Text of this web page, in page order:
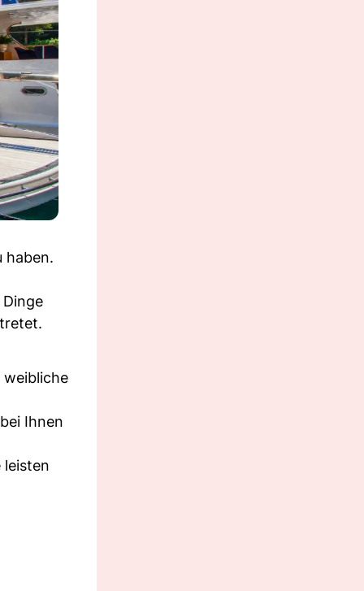
haben.
weibliche
Ihnen
leisten